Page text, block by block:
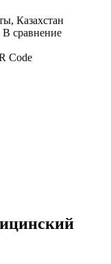
Казахстан
В сравнение